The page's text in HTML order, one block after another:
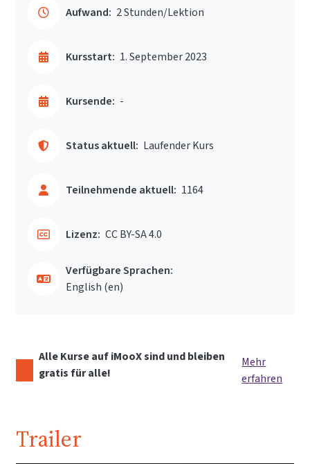
Aufwand: 2 Stunden/Lektion
Kursstart: 1. September 2023
Kursende: -
Status aktuell: Laufender Kurs
Teilnehmende aktuell: 1164
Lizenz: CC BY-SA 4.0
Verfügbare Sprachen:
English ‎(en)‎
Alle Kurse auf iMooX sind und bleiben
gratis für alle!
Mehr
erfahren
Trailer